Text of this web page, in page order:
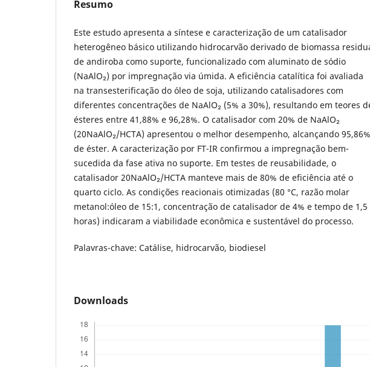
Resumo
Este estudo apresenta a síntese e caracterização de um catalisador
heterogêneo básico utilizando hidrocarvão derivado de biomassa
de andiroba como suporte, funcionalizado com aluminato de sódio
(NaAlO₂) por impregnação via úmida. A eficiência catalítica foi avaliada
na transesterificação do óleo de soja, utilizando catalisadores com
diferentes concentrações de NaAlO₂ (5% a 30%), resultando em teores
ésteres entre 41,88% e 96,28%. O catalisador com 20% de NaAlO₂
(20NaAlO₂/HCTA) apresentou o melhor desempenho, alcançando 95,86%
de éster. A caracterização por FT-IR confirmou a impregnação bem-
sucedida da fase ativa no suporte. Em testes de reusabilidade, o
catalisador 20NaAlO₂/HCTA manteve mais de 80% de eficiência até o
quarto ciclo. As condições reacionais otimizadas (80 °C, razão molar
metanol:óleo de 15:1, concentração de catalisador de 4% e tempo de 1,5
horas) indicaram a viabilidade econômica e sustentável do processo.
Palavras-chave: Catálise, hidrocarvão, biodiesel
Downloads